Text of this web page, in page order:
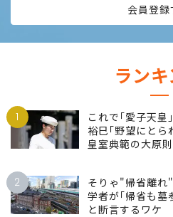
会員登録
ラン
1
これで｢愛子天
裕巳｢野望にとら
皇室典範の大原
2
そりゃ"帰省離
学者が｢帰省も墓
と断言するワケ